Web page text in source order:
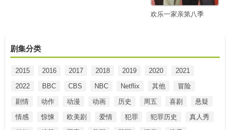
欢乐一家亲第八季
剧集分类
2015 2016 2017 2018 2019 2020
2021
2022
BBC CBS NBC Netflix 其他
冒险
剧情
动作 动漫 动画 历史 周五 喜剧
悬疑
情感
惊悚 欧美剧 爱情 犯罪 犯罪历史
真人秀